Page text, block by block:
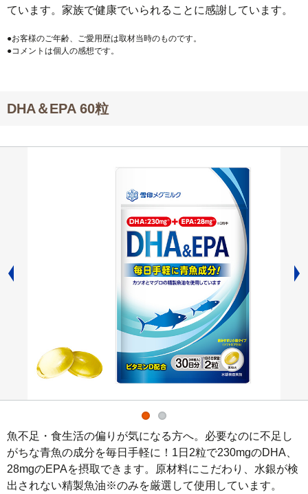
ています。家族で健康でいられることに感謝しています。
●お客様のご年齢、ご愛用歴は取材当時のものです。
●コメントは個人の感想です。
DHA＆EPA 60粒
魚不足・食生活の偏りが気になる方へ。必要なのに不足し
がちな青魚の成分を毎日手軽に！1日2粒で230mgのDHA、
28mgのEPAを摂取できます。原材料にこだわり、水銀が検
出されない精製魚油※のみを厳選して使用しています。